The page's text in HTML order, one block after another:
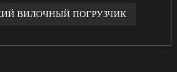
ВИЛОЧНЫЙ ПОГРУЗЧИК